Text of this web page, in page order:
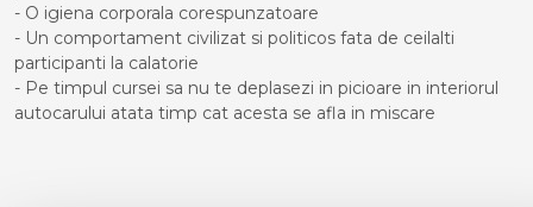
- O igiena corporala corespunzatoare
- Un comportament civilizat si politicos fata de ceilalti
participanti la calatorie
- Pe timpul cursei sa nu te deplasezi in picioare in interiorul
autocarului atata timp cat acesta se afla in miscare